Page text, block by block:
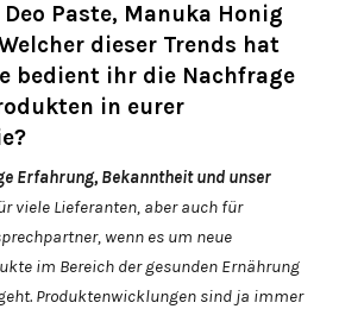
Paste, Manuka Honig
dieser Trends hat
bedient ihr die Nachfrage
in eurer
Erfahrung, Bekanntheit und unser
viele Lieferanten, aber auch für
wenn es um neue
im Bereich der gesunden Ernährung
Produktenwicklungen sind ja immer